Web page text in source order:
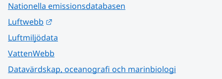
Nationella emissionsdatabasen
Luftwebb
Luftmiljödata
VattenWebb
Datavärdskap, oceanografi och marinbiologi